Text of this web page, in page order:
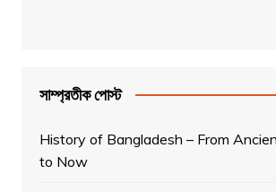
সাম্প্রতীক পোস্ট
History of Bangladesh – From
to Now